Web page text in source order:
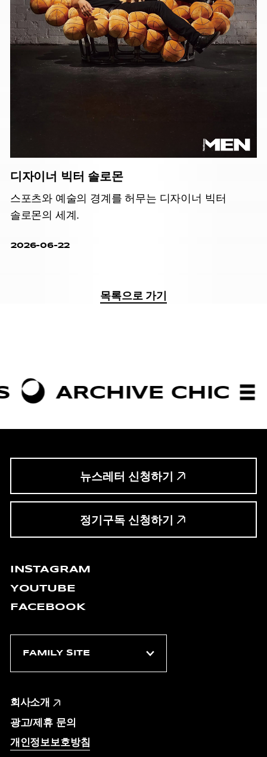
디자이너 빅터 솔로몬
스포츠와 예술의 경계를 허무는 디자이너 빅터
솔로몬의 세계.
2026-06-22
목록으로 가기
CHIC
뉴스레터 신청하기
정기구독 신청하기
INSTAGRAM
YOUTUBE
FACEBOOK
회사소개
광고/제휴 문의
개인정보보호방침